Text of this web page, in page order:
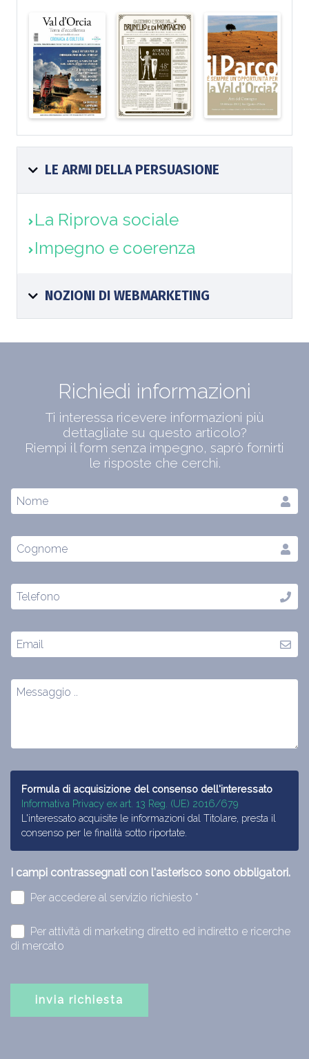
LE ARMI DELLA PERSUASIONE
La Riprova sociale
Impegno e coerenza
NOZIONI DI WEBMARKETING
Richiedi informazioni
Ti interessa ricevere informazioni più
dettagliate su questo articolo?
Riempi il form senza impegno, saprò fornirti
le risposte che cerchi.
Formula di acquisizione del consenso dell'interessato
Informativa Privacy ex art. 13 Reg. (UE) 2016/679
L'interessato acquisite le informazioni dal Titolare, presta il
consenso per le finalità sotto riportate.
I campi contrassegnati con l'asterisco sono obbligatori.
Per accedere al servizio richiesto *
Per attività di marketing diretto ed indiretto e ricerche
di mercato
invia richiesta